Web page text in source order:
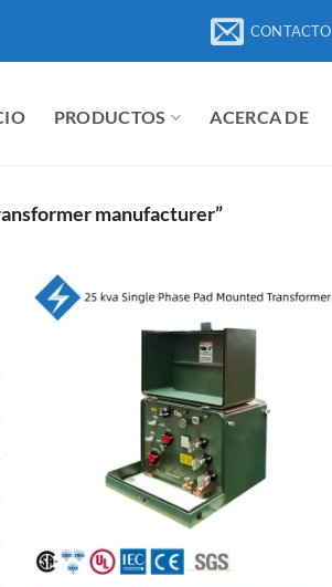
CONTACTO
PRODUCTOS ACERCA DE
manufacturer”